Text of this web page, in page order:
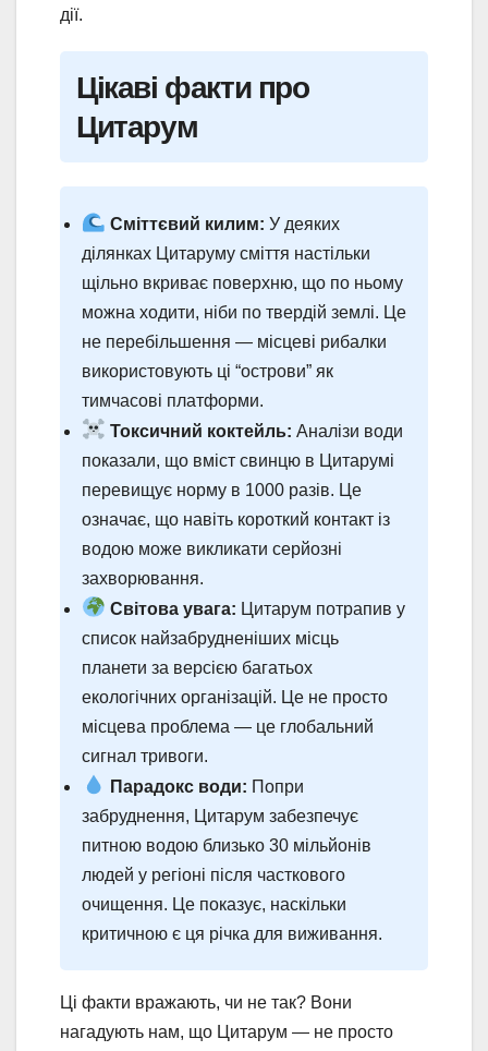
дії.
Цікаві факти про
Цитарум
Сміттєвий килим: У деяких
ділянках Цитаруму сміття настільки
щільно вкриває поверхню, що по ньому
можна ходити, ніби по твердій землі. Це
не перебільшення — місцеві рибалки
використовують ці “острови” як
тимчасові платформи.
Токсичний коктейль: Аналізи води
показали, що вміст свинцю в Цитарумі
перевищує норму в 1000 разів. Це
означає, що навіть короткий контакт із
водою може викликати серйозні
захворювання.
Світова увага: Цитарум потрапив у
список найзабрудненіших місць
планети за версією багатьох
екологічних організацій. Це не просто
місцева проблема — це глобальний
сигнал тривоги.
Парадокс води: Попри
забруднення, Цитарум забезпечує
питною водою близько 30 мільйонів
людей у регіоні після часткового
очищення. Це показує, наскільки
критичною є ця річка для виживання.
Ці факти вражають, чи не так? Вони
нагадують нам, що Цитарум — не просто